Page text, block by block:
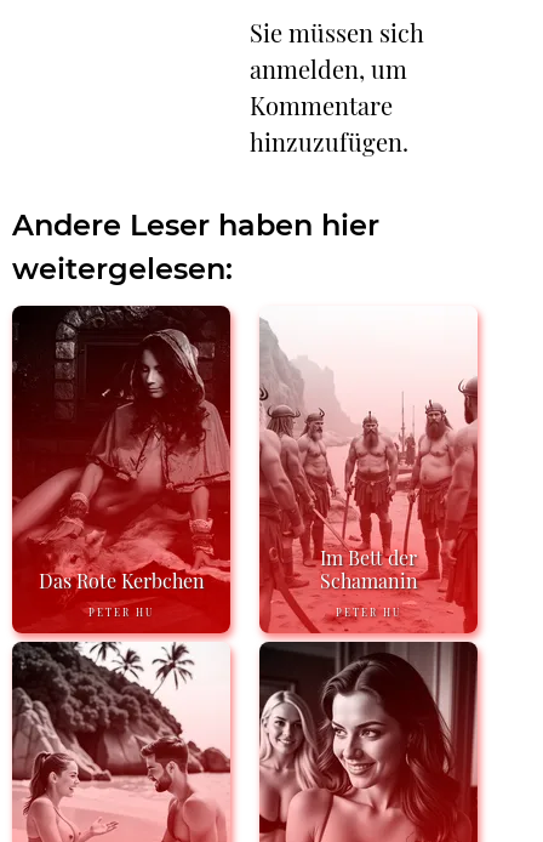
Sie müssen sich
anmelden, um
Kommentare
hinzuzufügen.
Andere Leser haben hier
weitergelesen:
Das Rote Kerbchen
PETER HU
Im Bett der
Schamanin
PETER HU